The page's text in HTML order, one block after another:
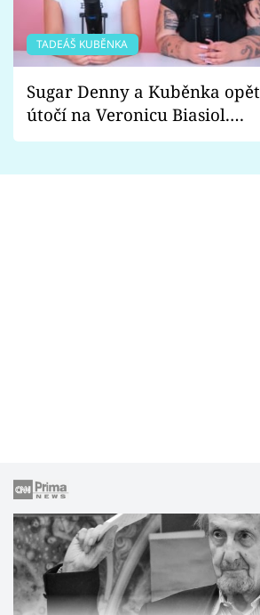
TADEÁŠ KUBĚNKA
Sugar Denny a Kuběnka opět
útočí na Veronicu Biasiol.
Proč je podle nich falešná a